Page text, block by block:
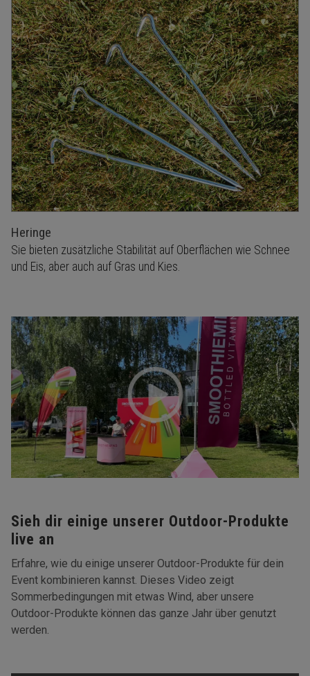
Heringe
Sie bieten zusätzliche Stabilität auf Oberflächen wie Schnee
und Eis, aber auch auf Gras und Kies.
Sieh dir einige unserer Outdoor-Produkte
live an
Erfahre, wie du einige unserer Outdoor-Produkte für dein
Event kombinieren kannst. Dieses Video zeigt
Sommerbedingungen mit etwas Wind, aber unsere
Outdoor-Produkte können das ganze Jahr über genutzt
werden.